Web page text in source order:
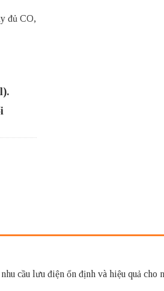
đủ CO,
cầu lưu điện ổn định và hiệu quả cho